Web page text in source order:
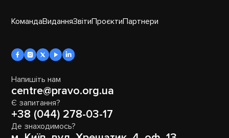
КомандаВиданняЗвітиПроєктиПартнери
Напишіть нам
centre@pravo.org.ua
Є запитання?
+38 (044) 278-03-17
Де знаходимось?